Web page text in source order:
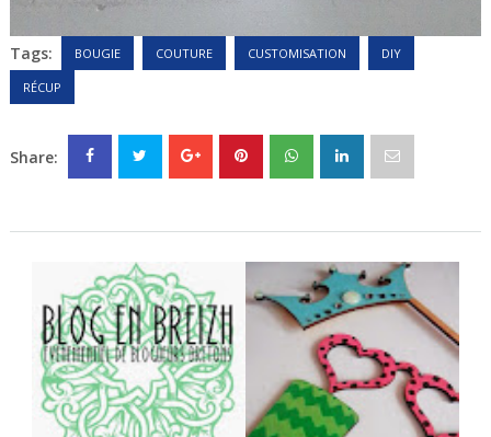
Tags: BOUGIE COUTURE CUSTOMISATION DIY
RÉCUP
Share: